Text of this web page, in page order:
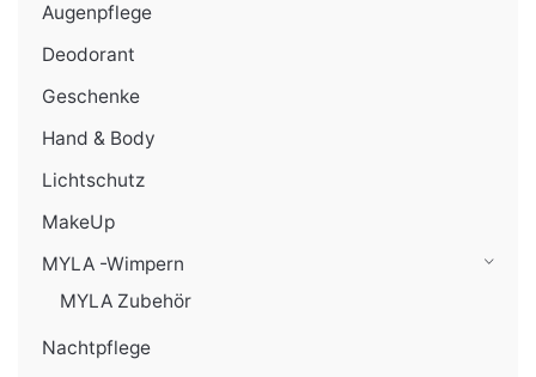
Augenpflege
Deodorant
Geschenke
Hand & Body
Lichtschutz
MakeUp
MYLA -Wimpern
MYLA Zubehör
Nachtpflege